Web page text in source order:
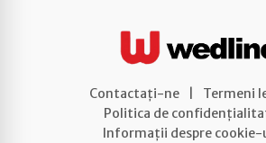
Contactați-ne Termeni
Politica de
Informații despre cookie-